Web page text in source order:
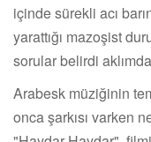
içinde sürekli acı
yarattığı mazoşist
sorular belirdi
Arabesk müziğinin
onca şarkısı varken